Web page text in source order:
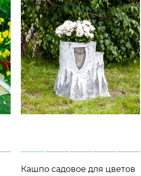
Кашпо садовое для цветов